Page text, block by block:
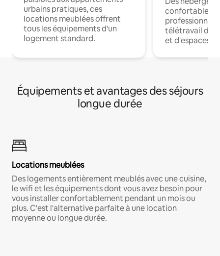
urbains pratiques, ces
locations meublées offrent
tous les équipements d'un
logement standard.
confortables
professionnels
télétravail
et d'espaces
Équipements et avantages des séjours
longue durée
Locations meublées
Des logements entièrement meublés avec une cuisine,
le wifi et les équipements dont vous avez besoin pour
vous installer confortablement pendant un mois ou
plus. C'est l'alternative parfaite à une location
moyenne ou longue durée.